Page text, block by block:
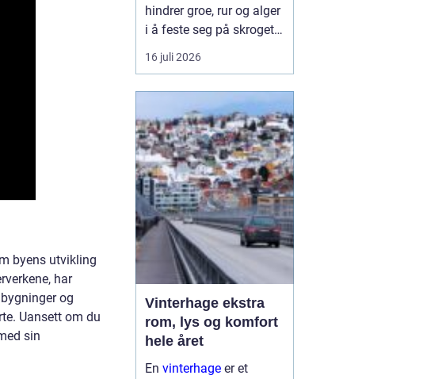
byens utvikling
har
og
Uansett om du
sin
hindrer groe, rur og alger
i å feste seg på skroget.
Dermed holder båten
bedre fart, bruker mindre
mindre vedlikehold på
land. Samtidig begynner
flere båteiere ...
16 juli 2026
Vinterhage ekstra
rom, lys og komfort
hele året
En vinterhage er et